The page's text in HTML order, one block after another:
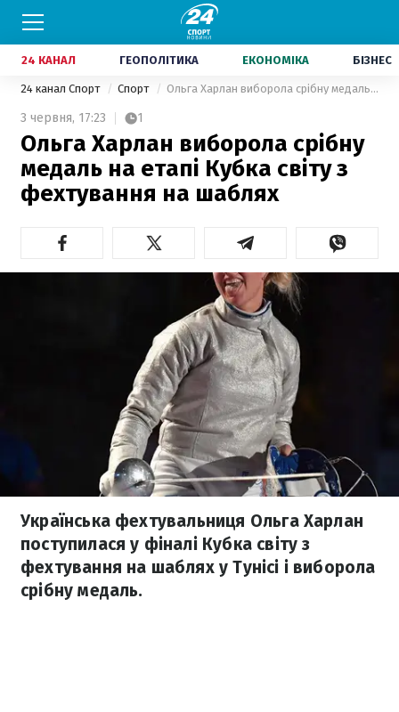
24 КАНАЛ ГЕОПОЛІТИКА ЕКОНОМІКА БІЗНЕС
24 канал Спорт Спорт Ольга Харлан виборола срібну медаль на етапі Кубка світу з фехтування на шаблях
3 червня, 17:23 1
Ольга Харлан виборола срібну
медаль на етапі Кубка світу з
фехтування на шаблях
Українська фехтувальниця Ольга Харлан
поступилася у фіналі Кубка світу з
фехтування на шаблях у Тунісі і виборола
срібну медаль.